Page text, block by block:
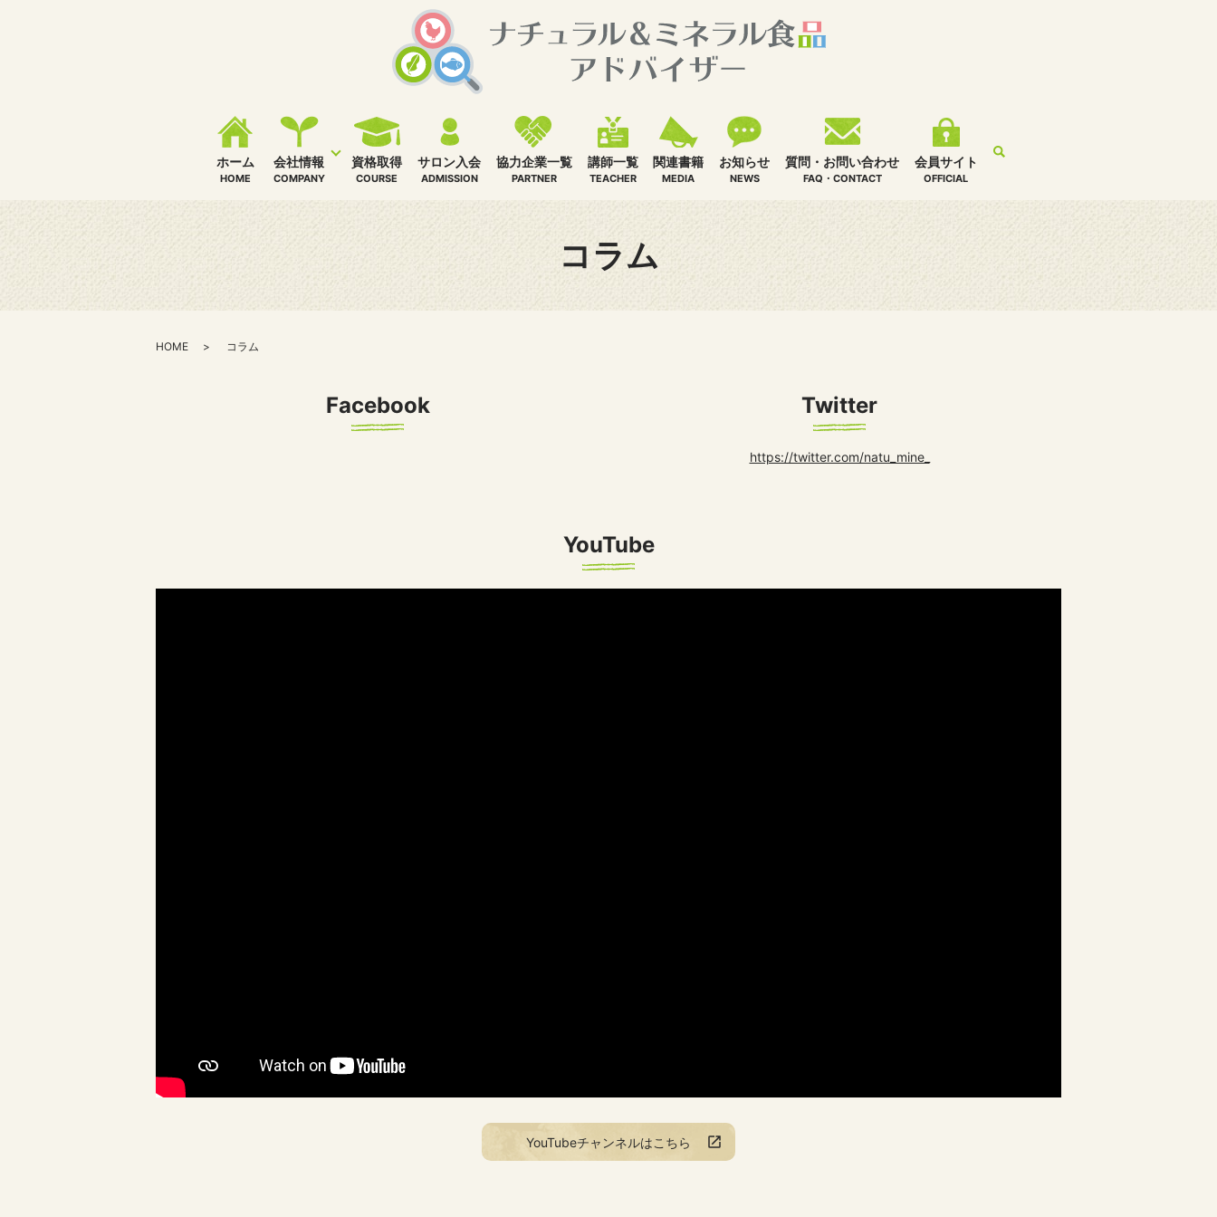
ホーム
HOME
会社情報
COMPANY
資格取得
COURSE
サロン入会
ADMISSION
協力企業一覧
PARTNER
講師一覧
TEACHER
関連書籍
MEDIA
お知らせ
NEWS
質問・お問い合わせ
FAQ・CONTACT
会員サイト
OFFICIAL
コラム
HOME コラム
Facebook Twitter
https://twitter.com/natu_mine_
YouTube
YouTubeチャンネルはこちら